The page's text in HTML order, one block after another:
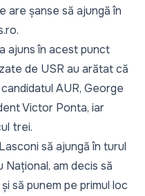
are șanse să ajungă în
ajuns în acest punct
de USR au arătat că
AUR, George
Victor Ponta, iar
trei.
să ajungă în turul
Național, am decis să
să punem pe primul loc